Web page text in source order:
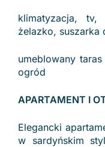
klimatyzacja, tv,
żelazko, suszarka
umeblowany
ogród
APARTAMENT I
Elegancki
w sardyńskim